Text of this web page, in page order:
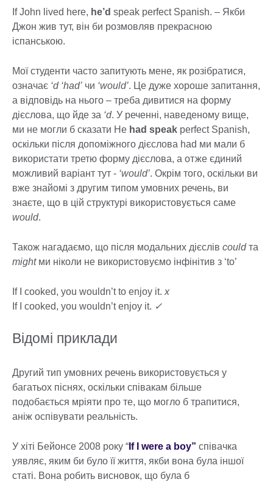
If John lived here, he’d speak perfect Spanish. – Якби
Джон жив тут, він би розмовляв прекрасною
іспанською.
Мої студенти часто запитують мене, як розібратися,
означає ‘d ‘had’ чи ‘would’. Це дуже хороше запитання,
а відповідь на нього – треба дивитися на форму
дієслова, що йде за ‘d. У реченні, наведеному вище,
ми не могли б сказати He had speak perfect Spanish,
оскільки після допоміжного дієслова had ми мали б
використати третю форму дієслова, а отже єдиний
можливий варіант тут - ‘would’. Окрім того, оскільки ви
вже знайомі з другим типом умовних речень, ви
знаєте, що в цій структурі використовується саме
would.
Також нагадаємо, що після модальних дієслів couldта
mightми ніколи не використовуємо інфінітив з ‘to’
If I cooked, you wouldn’t to enjoy it. x
If I cooked, you wouldn’t enjoy it. ✓
Відомі приклади
Другий тип умовних речень використовується у
багатьох піснях, оскільки співакам більше
подобається мріяти про те, що могло б трапитися,
аніж оспівувати реальність.
У хіті Бейонсе 2008 року “ If I were a boy” співачка
уявляє, яким би було її життя, якби вона була іншої
статі. Вона робить висновок, що була б